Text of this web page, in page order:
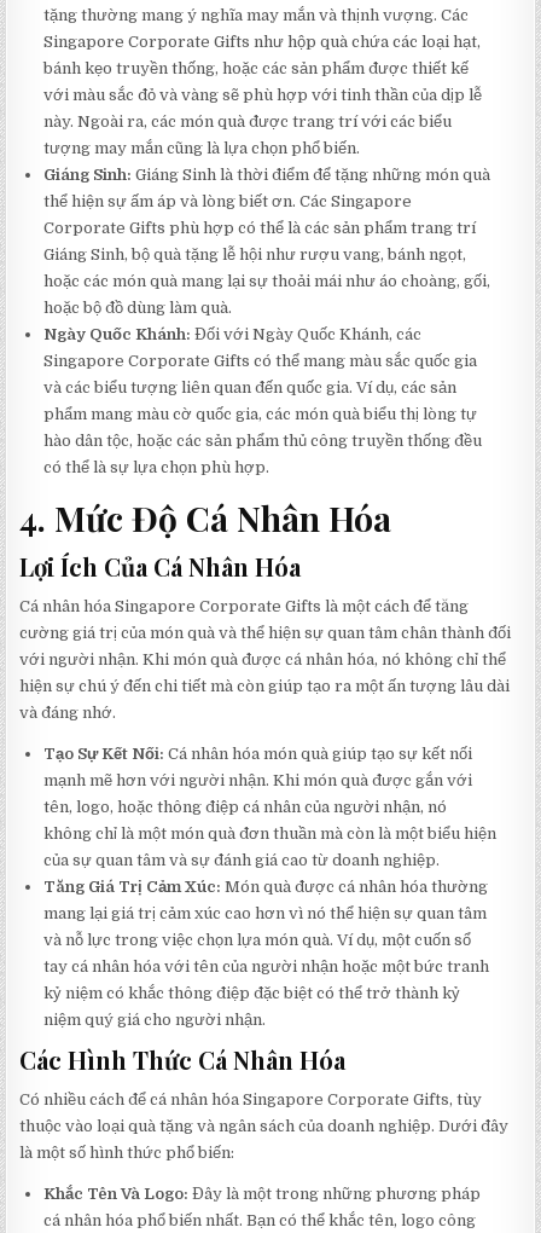
tặng thường mang ý nghĩa may mắn và thịnh vượng. Các
Singapore Corporate Gifts như hộp quà chứa các loại hạt,
bánh kẹo truyền thống, hoặc các sản phẩm được thiết kế
với màu sắc đỏ và vàng sẽ phù hợp với tinh thần của dịp lễ
này. Ngoài ra, các món quà được trang trí với các biểu
tượng may mắn cũng là lựa chọn phổ biến.
Giáng Sinh: Giáng Sinh là thời điểm để tặng những món quà
thể hiện sự ấm áp và lòng biết ơn. Các Singapore
Corporate Gifts phù hợp có thể là các sản phẩm trang trí
Giáng Sinh, bộ quà tặng lễ hội như rượu vang, bánh ngọt,
hoặc các món quà mang lại sự thoải mái như áo choàng, gối,
hoặc bộ đồ dùng làm quà.
Ngày Quốc Khánh: Đối với Ngày Quốc Khánh, các
Singapore Corporate Gifts có thể mang màu sắc quốc gia
và các biểu tượng liên quan đến quốc gia. Ví dụ, các sản
phẩm mang màu cờ quốc gia, các món quà biểu thị lòng tự
hào dân tộc, hoặc các sản phẩm thủ công truyền thống đều
có thể là sự lựa chọn phù hợp.
4. Mức Độ Cá Nhân Hóa
Lợi Ích Của Cá Nhân Hóa
Cá nhân hóa Singapore Corporate Gifts là một cách để tăng
cường giá trị của món quà và thể hiện sự quan tâm chân thành đối
với người nhận. Khi món quà được cá nhân hóa, nó không chỉ thể
hiện sự chú ý đến chi tiết mà còn giúp tạo ra một ấn tượng lâu dài
và đáng nhớ.
Tạo Sự Kết Nối: Cá nhân hóa món quà giúp tạo sự kết nối
mạnh mẽ hơn với người nhận. Khi món quà được gắn với
tên, logo, hoặc thông điệp cá nhân của người nhận, nó
không chỉ là một món quà đơn thuần mà còn là một biểu hiện
của sự quan tâm và sự đánh giá cao từ doanh nghiệp.
Tăng Giá Trị Cảm Xúc: Món quà được cá nhân hóa thường
mang lại giá trị cảm xúc cao hơn vì nó thể hiện sự quan tâm
và nỗ lực trong việc chọn lựa món quà. Ví dụ, một cuốn sổ
tay cá nhân hóa với tên của người nhận hoặc một bức tranh
kỷ niệm có khắc thông điệp đặc biệt có thể trở thành kỷ
niệm quý giá cho người nhận.
Các Hình Thức Cá Nhân Hóa
Có nhiều cách để cá nhân hóa Singapore Corporate Gifts, tùy
thuộc vào loại quà tặng và ngân sách của doanh nghiệp. Dưới đây
là một số hình thức phổ biến:
Khắc Tên Và Logo: Đây là một trong những phương pháp
cá nhân hóa phổ biến nhất. Bạn có thể khắc tên, logo công